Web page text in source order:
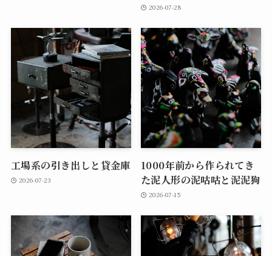
2026-07-28
工場系の引き出しと貸金庫
2026-07-23
1000年前から作られてき
た泥人形の泥咕咕と泥泥狗
2026-07-15